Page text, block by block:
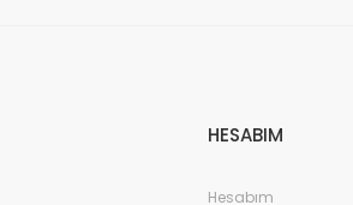
HESABIM
Hesabım